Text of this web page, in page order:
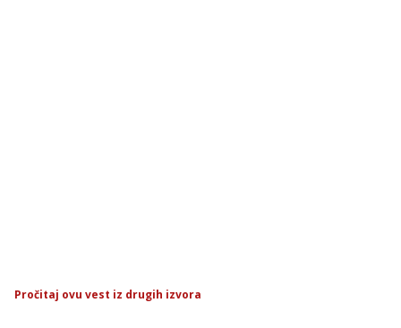
Pročitaj ovu vest iz drugih izvora